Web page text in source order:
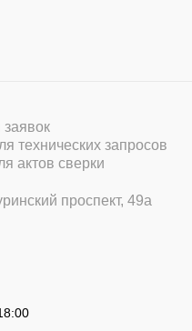
заявок
технических запросов
актов сверки
проспект, 49а